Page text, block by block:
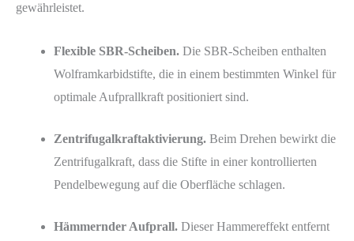
gewährleistet.
Flexible SBR-Scheiben. Die SBR-Scheiben enthalten
Wolframkarbidstifte, die in einem bestimmten Winkel für
optimale Aufprallkraft positioniert sind.
Zentrifugalkraftaktivierung. Beim Drehen bewirkt die
Zentrifugalkraft, dass die Stifte in einer kontrollierten
Pendelbewegung auf die Oberfläche schlagen.
Hämmernder Aufprall. Dieser Hammereffekt entfernt